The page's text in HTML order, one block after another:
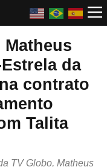
da
contrato
Talita
TV Globo, Matheus